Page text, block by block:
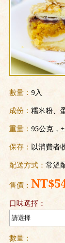
數量：9入
成份：糯米粉、
重量：95公克，
保存： 以消費者
配送方式：常溫
售價：
口味選擇：
數量：